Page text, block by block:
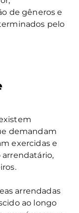
de gêneros e
pelo
demandam
exercidas e
arrendatário,
arrendadas
ao longo